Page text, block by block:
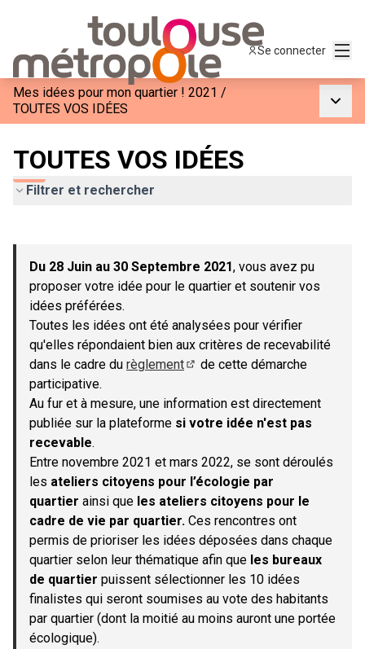
Se connecter
Mes idées pour mon quartier ! 2021 /
TOUTES VOS IDÉES
TOUTES VOS IDÉES
Filtrer et rechercher
−
Du 28 Juin au 30 Septembre 2021, vous avez pu
proposer votre idée pour le quartier et soutenir vos
idées préférées.
Toutes les idées ont été analysées pour vérifier
qu'elles répondaient bien aux critères de recevabilité
dans le cadre du règlement
de cette démarche
participative.
Au fur et à mesure, une information est directement
publiée sur la plateforme si votre idée n'est pas
recevable.
Entre novembre 2021 et mars 2022, se sont déroulés
les ateliers citoyens pour l’écologie par
quartier ainsi que les ateliers citoyens pour le
cadre de vie par quartier. Ces rencontres ont
permis de prioriser les idées déposées dans chaque
quartier selon leur thématique afin que les bureaux
de quartier puissent sélectionner les 10 idées
finalistes qui seront soumises au vote des habitants
par quartier (dont la moitié au moins auront une portée
écologique).